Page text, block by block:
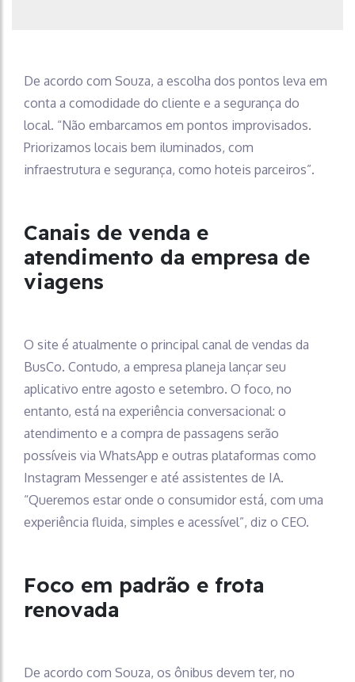
De acordo com Souza, a escolha dos pontos leva em
conta a comodidade do cliente e a segurança do
local. “Não embarcamos em pontos improvisados.
Priorizamos locais bem iluminados, com
infraestrutura e segurança, como hoteis parceiros”.
Canais de venda e
atendimento da empresa de
viagens
O site é atualmente o principal canal de vendas da
BusCo. Contudo, a empresa planeja lançar seu
aplicativo entre agosto e setembro. O foco, no
entanto, está na experiência conversacional: o
atendimento e a compra de passagens serão
possíveis via WhatsApp e outras plataformas como
Instagram Messenger e até assistentes de IA.
“Queremos estar onde o consumidor está, com uma
experiência fluida, simples e acessível”, diz o CEO.
Foco em padrão e frota
renovada
De acordo com Souza, os ônibus devem ter, no